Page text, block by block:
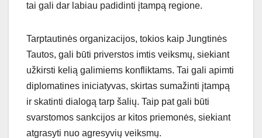
tai gali dar labiau padidinti įtampą regione.
Tarptautinės organizacijos, tokios kaip Jungtinės
Tautos, gali būti priverstos imtis veiksmų, siekiant
užkirsti kelią galimiems konfliktams. Tai gali apimti
diplomatines iniciatyvas, skirtas sumažinti įtampą
ir skatinti dialogą tarp šalių. Taip pat gali būti
svarstomos sankcijos ar kitos priemonės, siekiant
atgrasyti nuo agresyvių veiksmų.